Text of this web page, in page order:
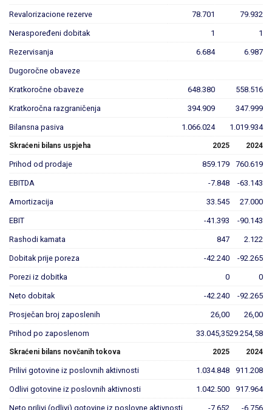
Revalorizacione rezerve 78.701 79.932
Neraspoređeni dobitak 1 1
Rezervisanja 6.684 6.987
Dugoročne obaveze
Kratkoročne obaveze 648.380 558.516
Kratkoročna razgraničenja 394.909 347.999
Bilansna pasiva 1.066.024 1.019.934
Skraćeni bilans uspjeha 2025 2024
Prihod od prodaje 859.179 760.619
EBITDA -7.848 -63.143
Amortizacija 33.545 27.000
EBIT -41.393 -90.143
Rashodi kamata 847 2.122
Dobitak prije poreza -42.240 -92.265
Porezi iz dobitka 0 0
Neto dobitak -42.240 -92.265
Prosječan broj zaposlenih 26,00 26,00
Prihod po zaposlenom 33.045,3529.254,58
Skraćeni bilans novčanih tokova 2025 2024
Prilivi gotovine iz poslovnih aktivnosti 1.034.848 911.208
Odlivi gotovine iz poslovnih aktivnosti 1.042.500 917.964
Neto prilivi (odlivi) gotovine iz poslovne aktivnosti -7.652 -6.756